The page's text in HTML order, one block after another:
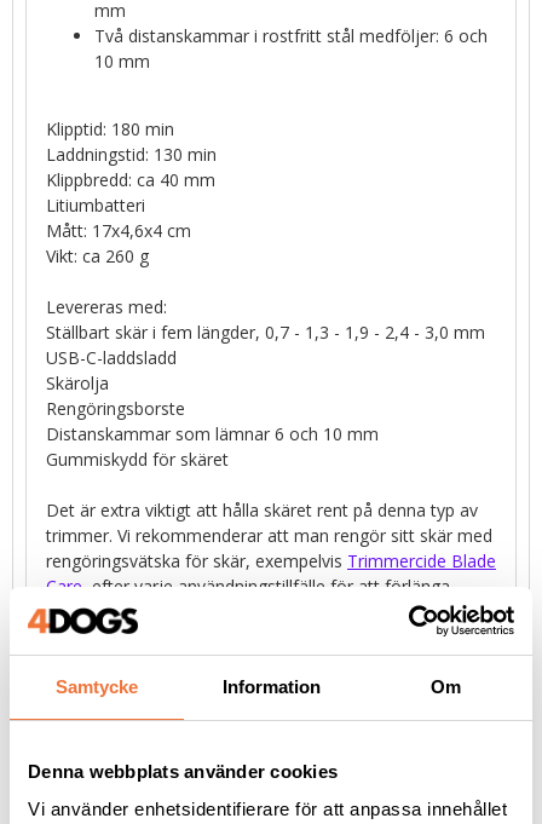
Samtycke Information Om
Denna webbplats använder cookies
Vi använder enhetsidentifierare för att anpassa innehållet
mm
Två distanskammar i rostfritt stål medföljer: 6 och
10 mm
Klipptid: 180 min
Laddningstid: 130 min
Klippbredd: ca 40 mm
Litiumbatteri
Mått: 17x4,6x4 cm
Vikt: ca 260 g
Levereras med:
Ställbart skär i fem längder, 0,7 - 1,3 - 1,9 - 2,4 - 3,0 mm
USB-C-laddsladd
Skärolja
Rengöringsborste
Distanskammar som lämnar 6 och 10 mm
Gummiskydd för skäret
Det är extra viktigt att hålla skäret rent på denna typ av
trimmer. Vi rekommenderar att man rengör sitt skär med
rengöringsvätska för skär, exempelvis Trimmercide Blade
Care , efter varje användningstillfälle för att förlänga
livslängden på både skär och trimmer. Läs mer i vår guide
medskötselråd för trimmers
Utbytesskär finns att köpa. Slide-on distanskammar
passar till denna trimmern.
Tillverkare: